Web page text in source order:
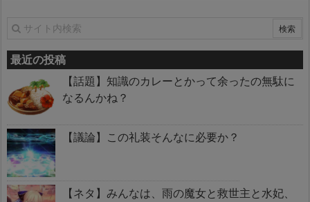
最近の投稿
【話題】知識のカレーとかって余ったの無駄に
なるんかね？
【議論】この礼装そんなに必要か？
【ネタ】みんなは、雨の魔女と救世主と水妃、